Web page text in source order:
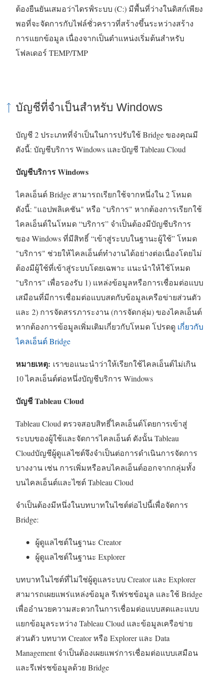
ต้องยืนยันเสมอว่าไดรฟ์ระบบ (C:) มีพื้นที่ว่างในดิสก์เพียง
พอที่จะจัดการกับไฟล์ชั่วคราวที่สร้างขึ้นระหว่างสร้าง
การแยกข้อมูล เนื่องจากเป็นตำแหน่งเริ่มต้นสำหรับ
โฟลเดอร์ TEMP/TMP
บัญชีที่จำเป็นสำหรับ Windows
บัญชี 2 ประเภทที่จำเป็นในการปรับใช้ Bridge ของคุณมี
ดังนี้: บัญชีบริการ Windows และบัญชี Tableau Cloud
บัญชีบริการ Windows
ไคลเอ็นต์ Bridge สามารถเรียกใช้จากหนึ่งใน 2 โหมด
ดังนี้: "แอปพลิเคชัน" หรือ "บริการ" หากต้องการเรียกใช้
ไคลเอ็นต์ในโหมด “บริการ” จำเป็นต้องมีบัญชีบริการ
ของ Windows ที่มีสิทธิ์ “เข้าสู่ระบบในฐานะผู้ใช้” โหมด
"บริการ" ช่วยให้ไคลเอ็นต์ทำงานได้อย่างต่อเนื่องโดยไม่
ต้องมีผู้ใช้ที่เข้าสู่ระบบโดยเฉพาะ แนะนำให้ใช้โหมด
"บริการ" เพื่อรองรับ 1) แหล่งข้อมูลหรือการเชื่อมต่อแบบ
เสมือนที่มีการเชื่อมต่อแบบสดกับข้อมูลเครือข่ายส่วนตัว
และ 2) การจัดสรรภาระงาน (การจัดกลุ่ม) ของไคลเอ็นต์
หากต้องการข้อมูลเพิ่มเติมเกี่ยวกับโหมด โปรดดู เกี่ยวกับ
ไคลเอ็นต์ Bridge
หมายเหตุ: เราขอแนะนำว่าให้เรียกใช้ไคลเอ็นต์ไม่เกิน
10 ไคลเอ็นต์ต่อหนึ่งบัญชีบริการ Windows
บัญชีTableau Cloud
Tableau Cloud ตรวจสอบสิทธิ์ไคลเอ็นต์โดยการเข้าสู่
ระบบของผู้ใช้และจัดการไคลเอ็นต์ ดังนั้นTableau
Cloudบัญชีผู้ดูแลไซต์จึงจำเป็นต่อการดำเนินการจัดการ
บางงาน เช่น การเพิ่มหรือลบไคลเอ็นต์ออกจากกลุ่มทั้ง
บนไคลเอ็นต์และไซต์Tableau Cloud
จำเป็นต้องมีหนึ่งในบทบาทในไซต์ต่อไปนี้เพื่อจัดการ
Bridge:
ผู้ดูแลไซต์ในฐานะ Creator
ผู้ดูแลไซต์ในฐานะ Explorer
บทบาทในไซต์ที่ไม่ใช่ผู้ดูแลระบบ Creator และ Explorer
สามารถเผยแพร่แหล่งข้อมูล รีเฟรชข้อมูล และใช้ Bridge
เพื่ออำนวยความสะดวกในการเชื่อมต่อแบบสดและแบบ
แยกข้อมูลระหว่าง Tableau Cloud และข้อมูลเครือข่าย
ส่วนตัว บทบาท Creator หรือ Explorer และ Data
Management จำเป็นต้องเผยแพร่การเชื่อมต่อแบบเสมือน
และรีเฟรชข้อมูลด้วย Bridge